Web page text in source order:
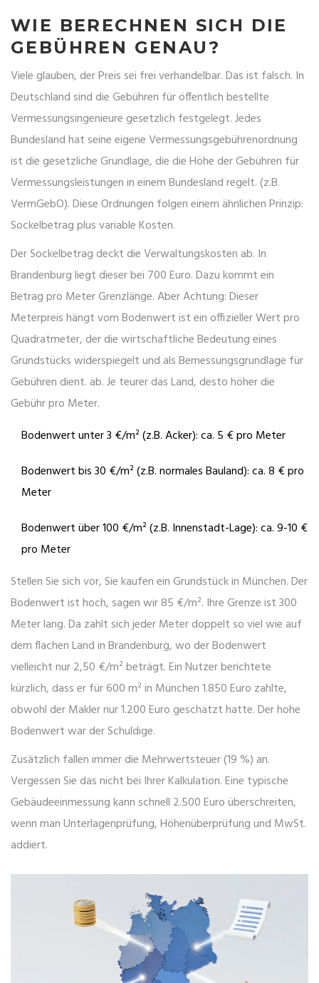
WIE BERECHNEN SICH DIE
GEBÜHREN GENAU?
Viele glauben, der Preis sei frei verhandelbar. Das ist falsch. In
Deutschland sind die Gebühren für öffentlich bestellte
Vermessungsingenieure gesetzlich festgelegt. Jedes
Bundesland hat seine eigeneVermessungsgebührenordnung
ist die gesetzliche Grundlage, die die Höhe der Gebühren für
Vermessungsleistungen in einem Bundesland regelt.(z.B.
VermGebO). Diese Ordnungen folgen einem ähnlichen Prinzip:
Sockelbetrag plus variable Kosten.
Der Sockelbetrag deckt die Verwaltungskosten ab. In
Brandenburg liegt dieser bei 700 Euro. Dazu kommt ein
Betrag pro Meter Grenzlänge. Aber Achtung: Dieser
Meterpreis hängt vomBodenwertistein offizieller Wert pro
Quadratmeter, der die wirtschaftliche Bedeutung eines
Grundstücks widerspiegelt und als Bemessungsgrundlage für
Gebühren dient. ab. Je teurer das Land, desto höher die
Gebühr pro Meter.
Bodenwert unter 3 €/m² (z.B. Acker): ca. 5 € pro Meter
Bodenwert bis 30 €/m² (z.B. normales Bauland): ca. 8 € pro
Meter
Bodenwert über 100 €/m² (z.B. Innenstadt-Lage): ca. 9-10 €
pro Meter
Stellen Sie sich vor, Sie kaufen ein Grundstück in München. Der
Bodenwert ist hoch, sagen wir 85 €/m². Ihre Grenze ist 300
Meter lang. Da zahlt sich jeder Meter doppelt so viel wie auf
dem flachen Land in Brandenburg, wo der Bodenwert
vielleicht nur 2,50 €/m² beträgt. Ein Nutzer berichtete
kürzlich, dass er für 600 m² in München 1.850 Euro zahlte,
obwohl der Makler nur 1.200 Euro geschätzt hatte. Der hohe
Bodenwert war der Schuldige.
Zusätzlich fallen immer die Mehrwertsteuer (19 %) an.
Vergessen Sie das nicht bei Ihrer Kalkulation. Eine typische
Gebäudeeinmessung kann schnell 2.500 Euro überschreiten,
wenn man Unterlagenprüfung, Höhenüberprüfung und MwSt.
addiert.